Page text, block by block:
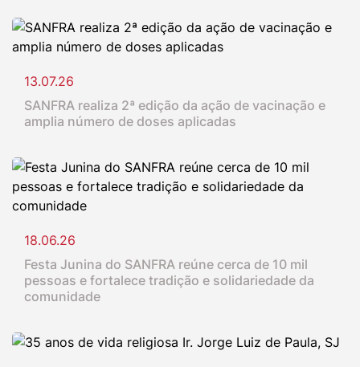
13.07.26
SANFRA realiza 2ª edição da ação de vacinação e
amplia número de doses aplicadas
18.06.26
Festa Junina do SANFRA reúne cerca de 10 mil
pessoas e fortalece tradição e solidariedade da
comunidade